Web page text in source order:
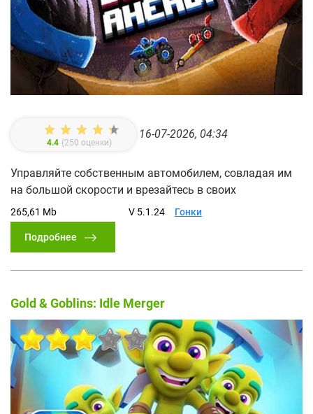
4.4 (250 оценки)
16-07-2026, 04:34
Управляйте собственным автомобилем, совладая им
на большой скорости и врезайтесь в своих
265,61 Mb V 5.1.24 Гонки
Подробнее
Gold & Goblins: Idle Merger